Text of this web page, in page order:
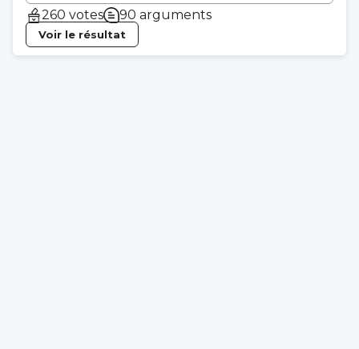
260 votes
90 arguments
Voir le résultat